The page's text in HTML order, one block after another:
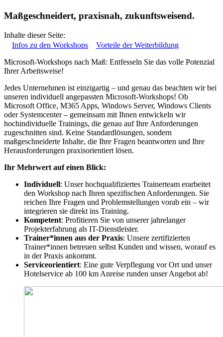
Maßgeschneidert, praxisnah, zukunftsweisend.
Inhalte dieser Seite:
Infos zu den Workshops
Vorteile der Weiterbildung
Microsoft-Workshops nach Maß: Entfesseln Sie das volle Potenzial
Ihrer Arbeitsweise!
Jedes Unternehmen ist einzigartig – und genau das beachten wir bei
unseren individuell angepassten Microsoft-Workshops! Ob
Microsoft Office, M365 Apps, Windows Server, Windows Clients
oder Systemcenter – gemeinsam mit Ihnen entwickeln wir
hochindividuelle Trainings, die genau auf Ihre Anforderungen
zugeschnitten sind. Keine Standardlösungen, sondern
maßgeschneiderte Inhalte, die Ihre Fragen beantworten und Ihre
Herausforderungen praxisorientiert lösen.
Ihr Mehrwert auf einen Blick:
Individuell: Unser hochqualifiziertes Trainerteam erarbeitet
den Workshop nach Ihren spezifischen Anforderungen. Sie
reichen Ihre Fragen und Problemstellungen vorab ein – wir
integrieren sie direkt ins Training.
Kompetent: Profitieren Sie von unserer jahrelanger
Projekterfahrung als IT-Dienstleister.
Trainer*innen aus der Praxis: Unsere zertifizierten
Trainer*innen betreuen selbst Kunden und wissen, worauf es
in der Praxis ankommt.
Serviceorientiert: Eine gute Verpflegung vor Ort und unser
Hotelservice ab 100 km Anreise runden unser Angebot ab!